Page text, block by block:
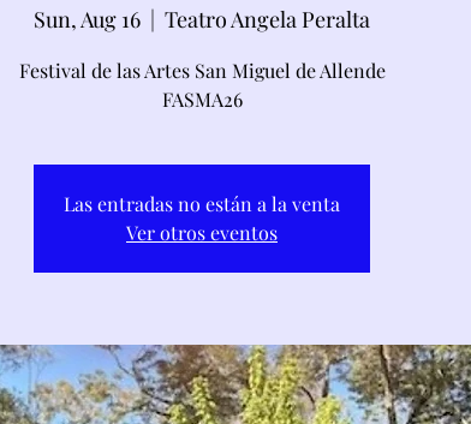
Sun, Aug 16
  |
Teatro Angela Peralta
Festival de las Artes San Miguel de Allende
FASMA26
Las entradas no están a la venta
Ver otros eventos